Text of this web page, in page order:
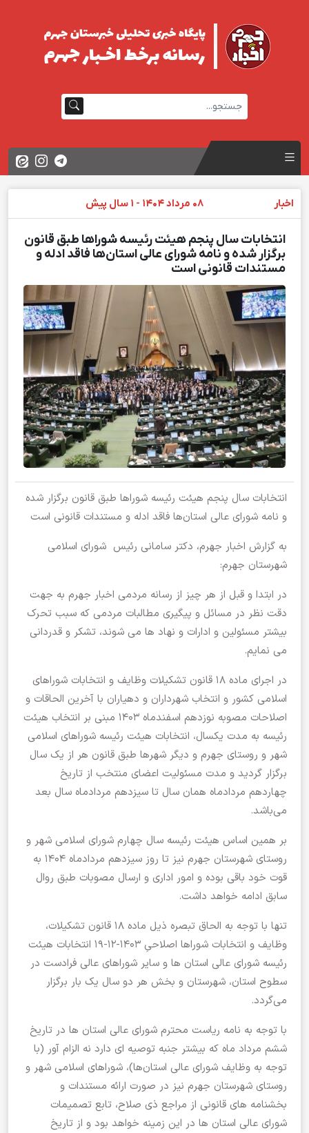
اخبار 08 مرداد 1404 - 1 سال پیش
انتخابات سال پنجم هیئت رئیسه شوراها طبق قانون
برگزار شده و نامه شورای عالی استان‌ها فاقد ادله و
مستندات قانونی است
انتخابات سال پنجم هیئت رئیسه شوراها طبق قانون برگزار شده
و نامه شورای عالی استان‌ها فاقد ادله و مستندات قانونی است
به گزارش اخبار جهرم، دکتر سامانی رئیس شورای اسلامی
شهرستان جهرم:
در ابتدا و قبل از هر چیز از رسانه مردمی اخبار جهرم به جهت
دقت نظر در مسائل و پیگیری مطالبات مردمی که سبب تحرک
بیشتر مسئولین و ادارات و نهاد ها می شوند، تشکر و قدردانی
می نمایم.
در اجرای ماده ۱۸ قانون تشکیلات وظایف و انتخابات شوراهای
اسلامی کشور و انتخاب شهرداران و دهیاران با آخرین الحاقات و
اصلاحات مصوبه نوزدهم اسفندماه ۱۴۰۳ مبنی بر انتخاب هیئت
رئیسه به مدت یکسال، انتخابات هیئت رئیسه شوراهای اسلامی
شهر و روستای جهرم و دیگر شهرها طبق قانون هر از یک سال
برگزار گردید و مدت مسئولیت اعضای منتخب از تاریخ
چهاردهم مردادماه همان سال تا سیزدهم مردادماه سال بعد
می‌باشد.
بر همین اساس هیئت رئیسه سال چهارم شورای اسلامی شهر و
روستای شهرستان جهرم نیز تا روز سیزدهم مردادماه ۱۴۰۴ به
قوت خود باقی بوده و امور اداری و ارسال مصوبات طبق روال
سابق ادامه خواهد داشت.
تنها با توجه به الحاق تبصره ذیل ماده ۱۸ قانون تشکیلات،
وظایف و انتخابات شوراها اصلاحیِ ۱۴۰۳-۱۲-۱۹ انتخابات هیئت
رئیسه شورای عالی استان ها و سایر شوراهای عالی فرادست در
سطوح استان، شهرستان و بخش هر دو سال یک بار برگزار
می‌گردد.
با توجه به نامه ریاست محترم شورای عالی استان ها در تاریخ
ششم مرداد ماه که بیشتر جنبه توصیه ای دارد نه الزام آور (با
توجه به وظایف شورای عالی استان‌ها)، شوراهای اسلامی شهر و
روستای شهرستان جهرم نیز در صورت ارائه مستندات و
بخشنامه های قانونی از مراجع ذی صلاح، تابع تصمیمات
شورای عالی استان ها در این زمینه خواهد بود و از تاریخ